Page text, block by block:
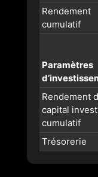
Rendement
cumulatif
Paramètres
Rendement
capital
cumulatif
Trésorerie